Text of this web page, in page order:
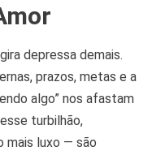
Nova
Forma
De
depressa demais.
prazos, metas e a
algo” nos afastam
turbilhão,
mais luxo — são